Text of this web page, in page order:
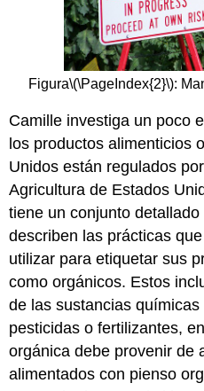
Figura\(\PageIndex{2}\):
Camille investiga un poco
los productos alimenticios
Unidos están regulados
Agricultura de Estados
tiene un conjunto
describen las prácticas
utilizar para etiquetar sus
como orgánicos. Estos
de las sustancias
pesticidas o fertilizantes,
orgánica debe provenir de
alimentados con pienso